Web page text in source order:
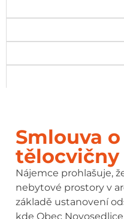
Smlouva
tělocvičny
Nájemce prohlašuje,
nebytové prostory v
základě ustanovení
kde Obec